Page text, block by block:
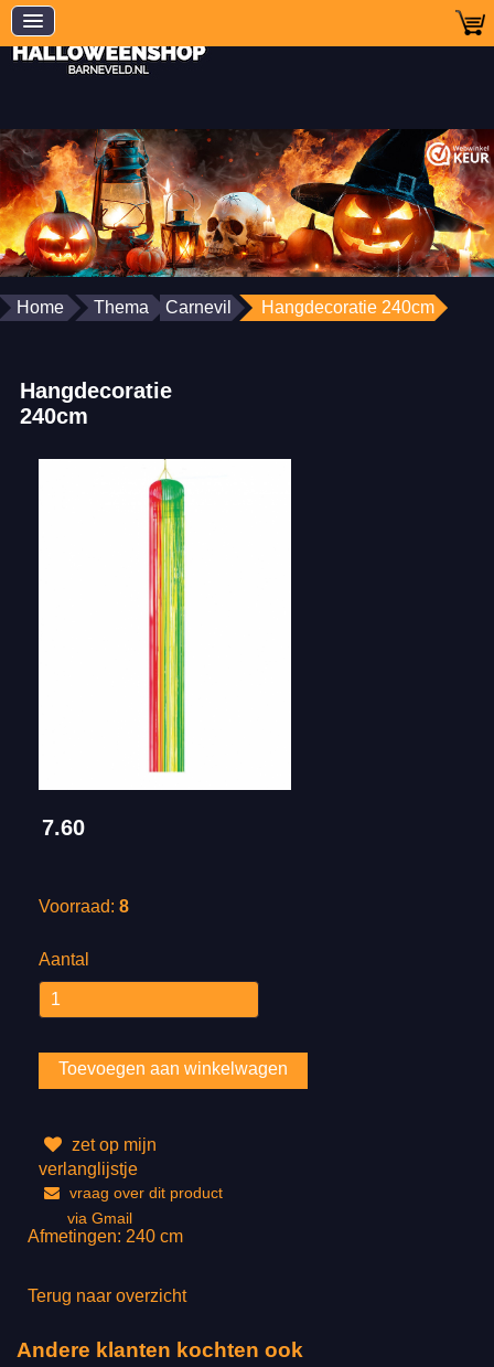
Home Thema Carnevil Hangdecoratie 240cm
Hangdecoratie
240cm
7.60
Voorraad: 8
Aantal
zet op mijn
verlanglijstje
vraag over dit product
via Gmail
Afmetingen: 240 cm
Terug naar overzicht
Andere klanten kochten ook